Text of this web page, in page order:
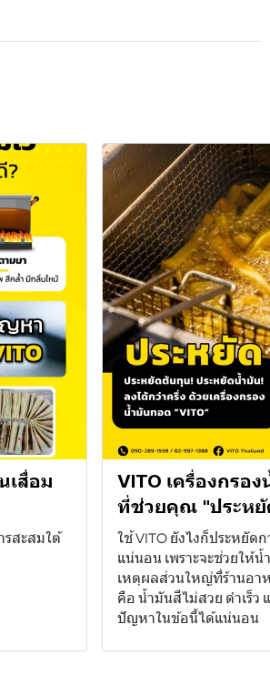
เสื่อม
รสะสมใต้
VITO เครื่องกรอ
ที่ช่วยคุณ "ประหยั
ใช้ VITO ยังไงก็ประหยัด
แน่นอน เพราะจะช่วยให้น้
เหตุผลส่วนใหญ่ที่ร้านอา
คือ น้ำมันสีไม่สวย ดำเร็ว
ปัญหาในข้อนี้ได้แน่นอน